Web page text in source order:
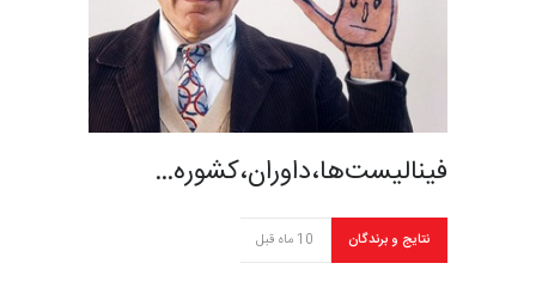
فینالیست‌ها،داوران،کشوره…
نتایج و برندگان 10 ماه قبل